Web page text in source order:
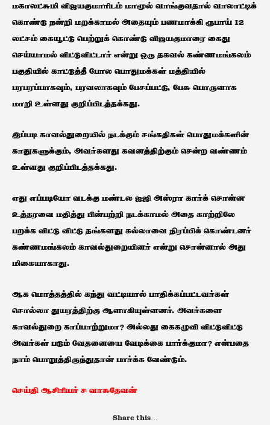
மகாலட்சுமி விஜயகுமாரிடம் மாமூல் வாங்குவதால் வாலாட்டிக்
கொண்டு நன்றி மறக்காமல் அதையும் பணமாக்கி ரூபாய் 12
லட்சம் கையூட்டு பெற்றுக் கொண்டு விஜயகுமாரை கைது
செய்யாமல் விட்டுவிட்டார் என்று ஒரு தகவல் கண்ணமங்கலம்
பகுதியில் காட்டுத்தீ போல பொதுமக்கள் மத்தியில்
பரபரப்பாகவும், பரவலாகவும் பேசப்பட்டு, பேசு பொருளாக
மாறி உள்ளது குறிப்பிடத்தக்கது.
இப்படி காவல்துறையில் நடக்கும் சங்கதிகள் பொதுமக்களின்
காதுகளுக்கும், அவர்களது கவனத்திற்கும் சென்ற வண்ணம்
உள்ளது குறிப்பிடத்தக்கது.
எது எப்படியோ வடக்கு மண்டல ஐஜி அஸ்ரா கார்க் சொன்ன
உத்தரவை மதித்து பின்பற்றி நடக்காமல் அதை காற்றிலே
பறக்க விட்டு விட்டு தங்களது கல்லாவை நிரப்பிக் கொண்டனர்
கண்ணமங்கலம் காவல்துறையினர் என்று சொன்னால் அது
மிகையாகாது.
ஆக மொத்தத்தில் கந்து வட்டியால் பாதிக்கப்பட்டவர்கள்
சொல்லா துயரத்திற்கு ஆளாகியுள்ளனர். அவர்களை
காவல்துறை காப்பாற்றுமா? அல்லது கைகழுவி விட்டுவிட்டு
அவர்கள் படும் வேதனையை வேடிக்கை பார்க்குமா? என்பதை
நாம் பொறுத்திருந்துதான் பார்க்க வேண்டும்.
செய்தி ஆசிரியர் ச வாசுதேவன்
Share this…